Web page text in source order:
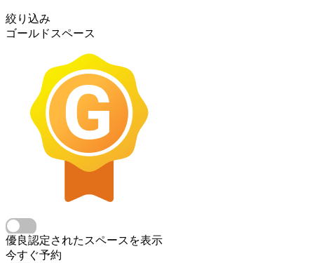
絞り込み
ゴールドスペース
優良認定されたスペースを表示
今すぐ予約